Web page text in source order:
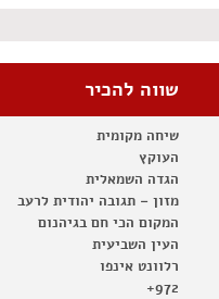
שווה להכיר
שיחה מקומית
העוקץ
הגדה השמאלית
מזון – תגובה יהודית לרעב
המקום הכי חם בגיהנום
העין השביעית
רלוונט אינפו
972+